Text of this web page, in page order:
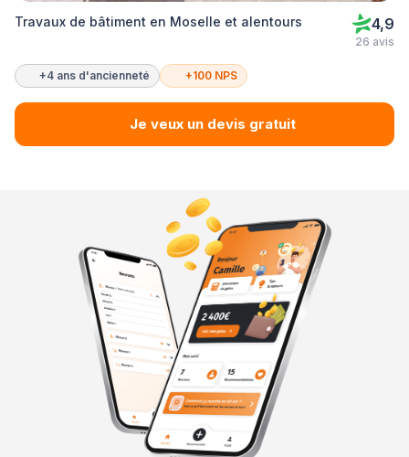
Travaux de bâtiment en Moselle et alentours 4,9
26 avis
+4 ans d'ancienneté +100 NPS
Je veux un devis gratuit